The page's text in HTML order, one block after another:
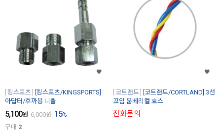
킹스포츠
[킹스포츠/KINGSPORTS]
아답터/후까용 니쁠
5,100원 6,000원 15%
구매 2
코트랜드
[코트랜드/CORTLAND] 3선
꼬임 움베리컬 호스
전화문의